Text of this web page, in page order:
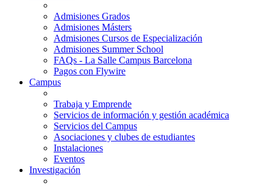
Admisiones Grados
Admisiones Másters
Admisiones Cursos de Especialización
Admisiones Summer School
FAQs - La Salle Campus Barcelona
Pagos con Flywire
Campus
Trabaja y Emprende
Servicios de información y gestión académica
Servicios del Campus
Asociaciones y clubes de estudiantes
Instalaciones
Eventos
Investigación